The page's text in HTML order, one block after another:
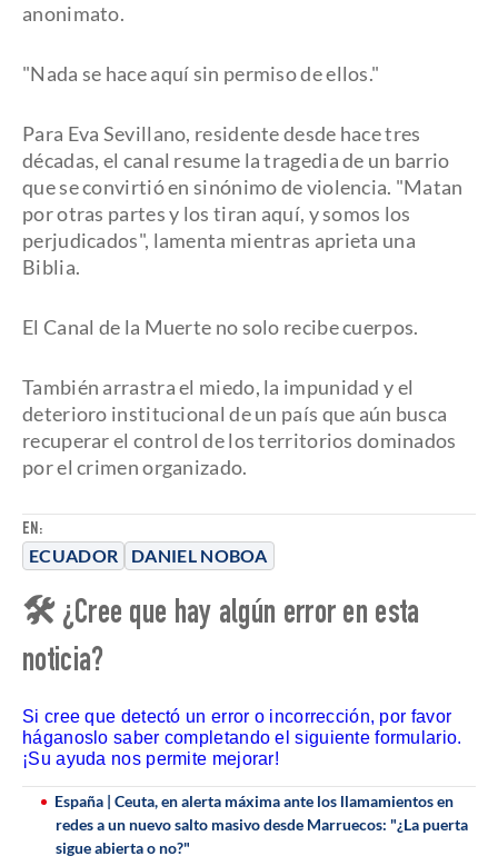
EN:
ECUADOR DANIEL NOBOA
anonimato.
"Nada se hace aquí sin permiso de ellos."
Para Eva Sevillano, residente desde hace tres
décadas, el canal resume la tragedia de un barrio
que se convirtió en sinónimo de violencia. "Matan
por otras partes y los tiran aquí, y somos los
perjudicados", lamenta mientras aprieta una
Biblia.
El Canal de la Muerte no solo recibe cuerpos.
También arrastra el miedo, la impunidad y el
deterioro institucional de un país que aún busca
recuperar el control de los territorios dominados
por el crimen organizado.
🛠 ¿Cree que hay algún error en esta
noticia?
Si cree que detectó un error o incorrección, por favor
háganoslo saber completando el siguiente formulario.
¡Su ayuda nos permite mejorar!
España | Ceuta, en alerta máxima ante los llamamientos en
redes a un nuevo salto masivo desde Marruecos: "¿La puerta
sigue abierta o no?"